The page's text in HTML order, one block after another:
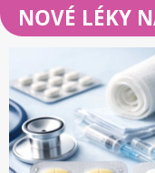
NOVÉ LÉKY